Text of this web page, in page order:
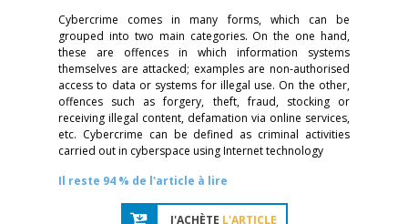
Cybercrime comes in many forms, which can be
grouped into two main categories. On the one hand,
these are offences in which information systems
themselves are attacked; examples are non-authorised
access to data or systems for illegal use. On the other,
offences such as forgery, theft, fraud, stocking or
receiving illegal content, defamation via online services,
etc. Cybercrime can be defined as criminal activities
carried out in cyberspace using Internet technology
Il reste 94 % de l'article à lire
J'ACHÈTE L'ARTICLE